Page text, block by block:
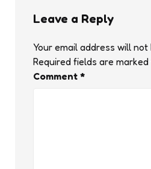
Leave a Reply
Your email address will not
Required fields are marked
Comment *